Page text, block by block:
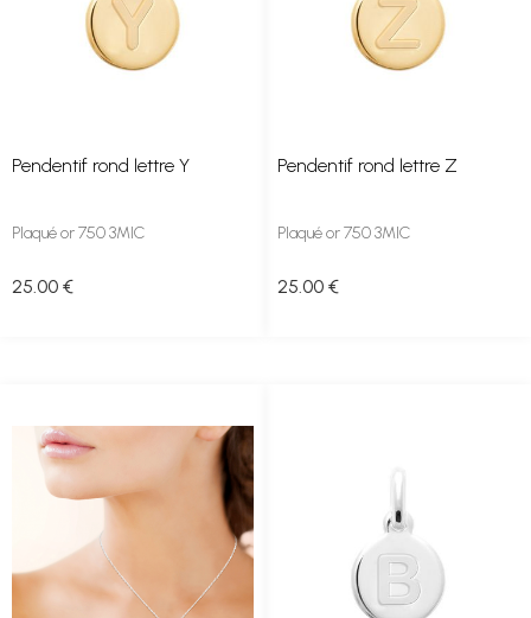
Pendentif rond lettre Y
Plaqué or 750 3MIC
25 .00 €
Pendentif rond lettre Z
Plaqué or 750 3MIC
25 .00 €